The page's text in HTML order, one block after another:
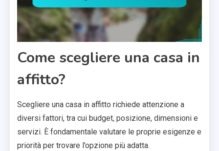
Come scegliere una casa in
affitto?
Scegliere una casa in affitto richiede attenzione a
diversi fattori, tra cui budget, posizione, dimensioni e
servizi. È fondamentale valutare le proprie esigenze e
priorità per trovare l’opzione più adatta.